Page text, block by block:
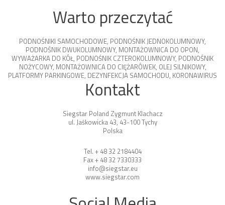
Warto przeczytać
PODNOŚNIKI SAMOCHODOWE, PODNOŚNIK JEDNOKOLUMNOWY,
PODNOŚNIK DWUKOLUMNOWY, MONTAŻOWNICA DO OPON,
WYWAŻARKA DO KÓŁ, PODNOŚNIK CZTEROKOLUMNOWY, PODNOŚNIK
NOŻYCOWY, MONTAŻOWNICA DO CIĘŻARÓWEK, OLEJ SILNIKOWY,
PLATFORMY PARKINGOWE, DEZYNFEKCJA SAMOCHODU, KORONAWIRUS
Kontakt
Siegstar Poland Zygmunt Klachacz
ul. Jaśkowicka 43, 43-100 Tychy
Polska
Tel. + 48 32 2184404
Fax + 48 32 7330333
info@siegstar.eu
www.siegstar.com